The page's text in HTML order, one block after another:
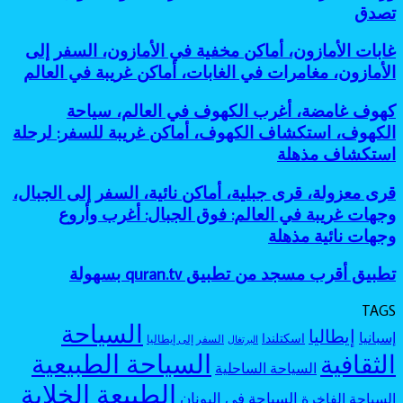
للمغامرين
معروفة:
جزر
مخفية
كأنها
الخريطة
أساطير
الغابات،
أماكن
مرعبة
للسفر،
غامضة
ملونة،
طبيعية
عجيبة،
بحيرة
وردية،
بحيرات
غامضة:
أجمل
ملونة
بألوان
لا
تصدق
تصدق
غابات
الأمازون،
أماكن
في
الأمازون،
السفر
إلى
الأمازون،
مغامرات
في
الغابات،
غريبة
في
العالم
غابات الأمازون، أماكن مخفية في الأمازون، السفر إلى
الأمازون، مغامرات في الغابات، أماكن غريبة في العالم
كهوف
غامضة،
أغرب
الكهوف
العالم،
سياحة
الكهوف،
استكشاف
أماكن
للسفر:
لرحلة
استكشاف
مذهلة
كهوف غامضة، أغرب الكهوف في العالم، سياحة
الكهوف، استكشاف الكهوف، أماكن غريبة للسفر: لرحلة
استكشاف مذهلة
قرى
معزولة،
قرى
جبلية،
نائية،
إلى
وجهات
غريبة
في
العالم:
قرى معزولة، قرى جبلية، أماكن نائية، السفر إلى الجبال،
وجهات غريبة في العالم: فوق الجبال: أغرب وأروع
وجهات نائية مذهلة
تطبيق
مسجد
تطبيق
quran.tv
بسهولة
تطبيق أقرب مسجد من تطبيق quran.tv بسهولة
TAGS
إسبانيا إيطاليا اسكتلندا البرتغال السفر إلى إيطاليا
السياحة
الثقافية
السياحة الساحلية السياحة الطبيعية
السياحة الفاخرة السياحة في اليونان الطبيعة الخلابة